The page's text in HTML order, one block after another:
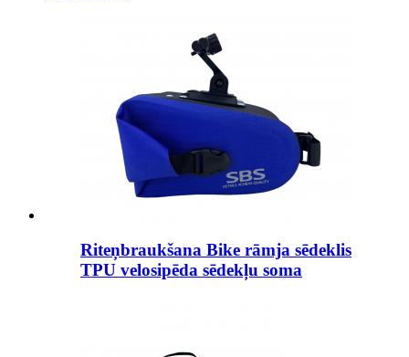
Riteņbraukšana Bike rāmja sēdeklis
TPU velosipēda sēdekļu soma